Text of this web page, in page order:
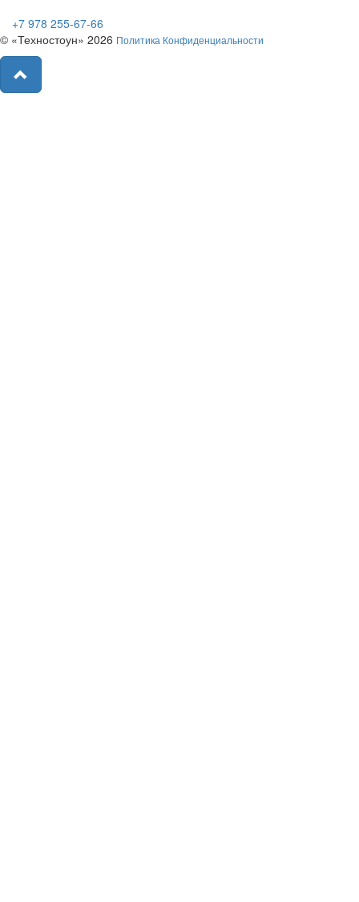
+7 978 255-67-66
© «Техностоун» 2026 Политика Конфиденциальности